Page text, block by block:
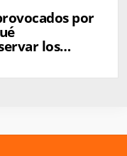
por
los